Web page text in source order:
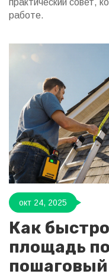
практический совет,
работе.
окт 24, 2025
Как
площадь